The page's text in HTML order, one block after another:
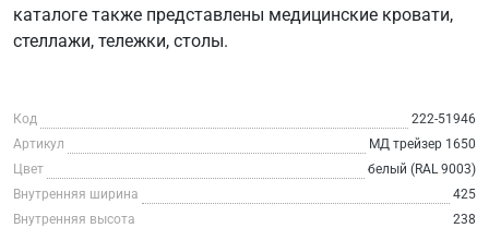
каталоге также представлены медицинские кровати,
стеллажи, тележки, столы.
Код
222-51946
Артикул
МД трейзер 1650
Цвет
белый (RAL 9003)
Внутренняя ширина
425
Внутренняя высота
238